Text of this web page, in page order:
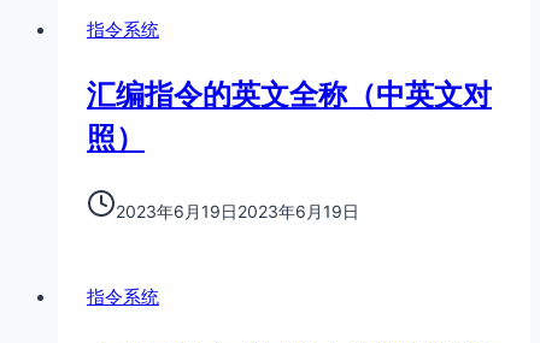
指令系统
汇编指令的英文全称（中英文对
照）
2023年6月19日2023年6月19日
指令系统